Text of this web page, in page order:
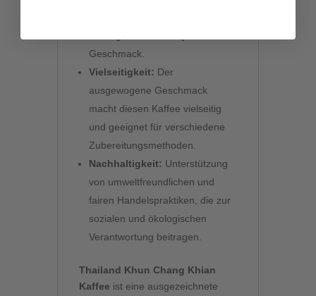
Geschmack.
Vielseitigkeit: Der
ausgewogene Geschmack
macht diesen Kaffee vielseitig
und geeignet für verschiedene
Zubereitungsmethoden.
Nachhaltigkeit: Unterstützung
von umweltfreundlichen und
fairen Handelspraktiken, die zur
sozialen und ökologischen
Verantwortung beitragen.
Thailand Khun Chang Khian
Kaffee ist eine ausgezeichnete